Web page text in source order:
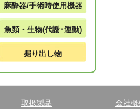
麻酔器/手術時使用機器
魚類・生物(代謝･運動)
掘り出し物
取扱製品 会社概